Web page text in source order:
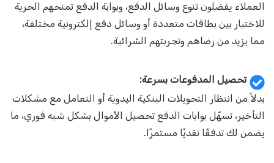
العملاء يفضلون تنوع وسائل الدفع، وبوابة الدفع تمنحهم الحرية
للاختيار بين بطاقات متعددة أو وسائل دفع إلكترونية مختلفة،
مما يزيد من رضاهم وتجربتهم الشرائية.
تحصيل المدفوعات بسرعة:
بدلاً من انتظار التحويلات البنكية اليدوية أو التعامل مع مشكلات
التأخير، تسهّل بوابات الدفع تحصيل الأموال بشكل شبه فوري، ما
يضمن لك تدفقًا نقديًا مستمرًا.